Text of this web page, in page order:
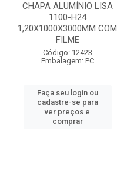
CHAPA ALUMÍNIO LISA
1100-H24
1,20X1000X3000MM COM
FILME
Código: 12423
Embalagem: PC
Faça seu login ou
cadastre-se para
ver preços e
comprar